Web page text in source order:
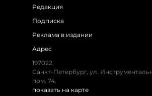
Редакция
Подписка
Реклама в издании
Адрес
197022,
Санкт-Петербург, ул.
пом. 74.
показать на карте